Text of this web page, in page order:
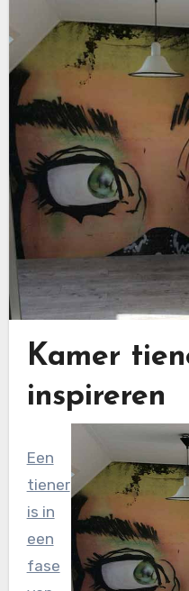
Kamer
inspireren
Een
tiener
is in
een
fase